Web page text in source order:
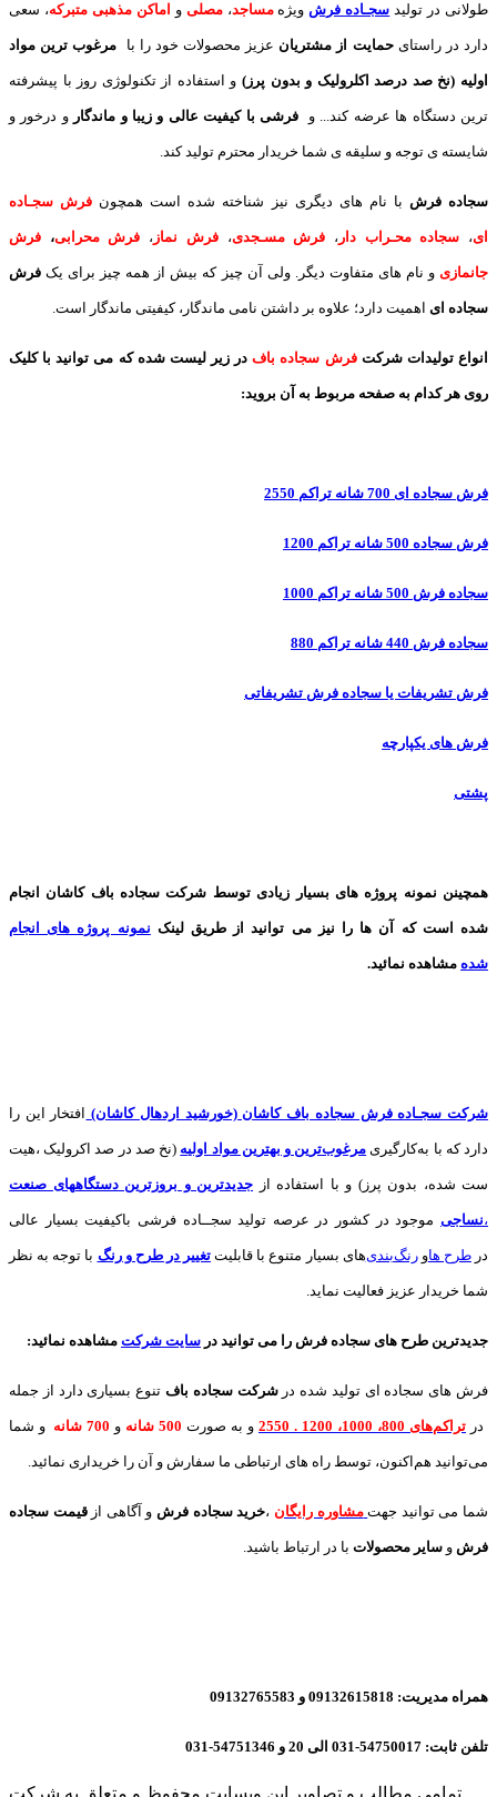
طولانی در تولید سجـاده فرش ویژهمساجد،مصلی و اماکن مذهبی متبرکه، سعی
دارد در راستایحمایت از مشتریان عزیز محصولات خود را با مرغوب ترین مواد
اولیه (نخ صد درصد اکلرولیک و بدون پرز) و استفاده از تکنولوژی روز با پیشرفته
ترین دستگاه ها عرضه کند... و فرشی با کیفیت عالی و زیبا و ماندگار و درخور و
شایسته ی توجه و سلیقه ی شما خریدار محترم تولید کند.
سجاده فرش با نام های دیگری نیز شناخته شده است همچون فرش سجـاده
ای، سجاده محـراب دار ، فرش مسـجدی،فرش نماز ، فرش محرابی، فرش
جانمازی و نام های متفاوت دیگر. ولی آن چیز که بیش از همه چیز برای یک فرش
سجاده ای اهمیت دارد؛ علاوه بر داشتن نامی ماندگار، کیفیتی ماندگار است.
انواع تولیدات شرکتفرش سجاده بافدر زیر لیست شده که می توانید با کلیک
روی هر کدام به صفحه مربوط به آن بروید:
فرش سجاده ای 700 شانه تراکم 2550
فرش سجاده 500 شانه تراکم 1200
سجاده فرش 500 شانه تراکم 1000
سجاده فرش 440 شانه تراکم 880
فرش تشریفات یا سجاده فرش تشریفاتی
فرش های یکپارچه
پشتی
همچینن نمونه پروژه های بسیار زیادی توسط شرکت سجاده باف کاشان انجام
شده است که آن ها را نیز می توانید از طریق لینک نمونه پروژه های انجام
شده مشاهده نمائید.
شرکت سجـاده فرش سجاده باف کاشان (خورشید اردهال کاشان) افتخار این را
دارد که با به‌کارگیری مرغوب‌ترین و بهترین مواد اولیه (نخ صد در صد اکرولیک ،هیت
ست شده، بدون پرز) و با استفاده از جدیدترین و بروزترین دستگاههای صنعت
نساجی، موجود در کشور در عرصه تولید سجــاده فرشی باکیفیت بسیار عالی
درطرح هاو
رنگ‌بندی‌ های بسیار متنوع با قابلیت تغییر در طرح و رنگ با توجه به نظر
شما خریدار عزیز فعالیت نماید.
جدیدترین طرح های سجاده فرش را می توانید در سایت شرکت مشاهده نمائید:
فرش های سجاده ای تولید شده درشرکت سجاده باف تنوع بسیاری دارد از جمله
در تراکم‌های 800، 1000، 1200 . 2550 و به صورت 500 شانه و 700 شانه و شما
می‌توانید هم‌اکنون، توسط راه های ارتباطی ما سفارش و آن را خریداری نمائید.
شما می توانید جهت مشاوره رایگان ،خرید سجاده فرش و آگاهی ازقیمت سجاده
فرش و سایر محصولات با در ارتباط باشید.
همراه مدیریت: 09132615818 و 09132765583
تلفن ثابت: 54750017-031 الی 20 و 54751346-031